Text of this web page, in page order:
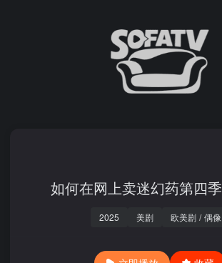
如何在网上卖迷幻药第四季
2025 美剧 欧美剧 / 偶像